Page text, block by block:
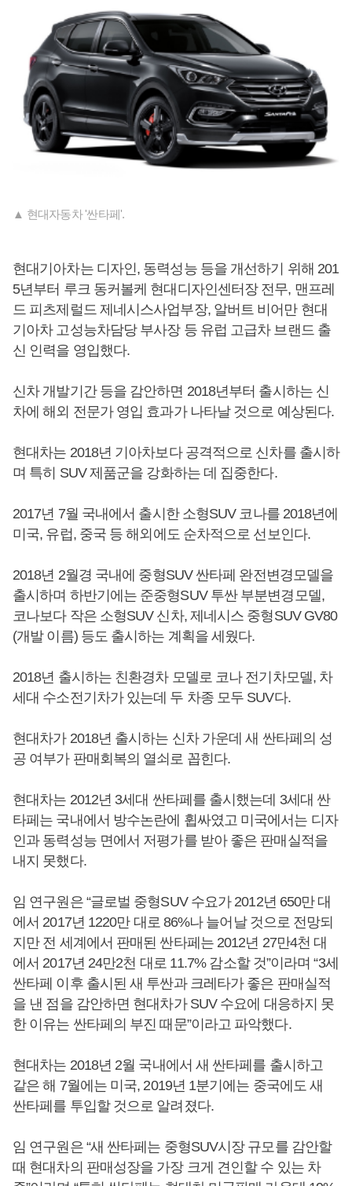
▲ 현대자동차 '싼타페'.
현대기아차는 디자인, 동력성능 등을 개선하기 위해 201
5년부터 루크 동커볼케 현대디자인센터장 전무, 맨프레
드 피츠제럴드 제네시스사업부장, 알버트 비어만 현대
기아차 고성능차담당 부사장 등 유럽 고급차 브랜드 출
신 인력을 영입했다.
신차 개발기간 등을 감안하면 2018년부터 출시하는 신
차에 해외 전문가 영입 효과가 나타날 것으로 예상된다.
현대차는 2018년 기아차보다 공격적으로 신차를 출시하
며 특히 SUV 제품군을 강화하는 데 집중한다.
2017년 7월 국내에서 출시한 소형SUV 코나를 2018년에
미국, 유럽, 중국 등 해외에도 순차적으로 선보인다.
2018년 2월경 국내에 중형SUV 싼타페 완전변경모델을
출시하며 하반기에는 준중형SUV 투싼 부분변경모델,
코나보다 작은 소형SUV 신차, 제네시스 중형SUV GV80
(개발 이름) 등도 출시하는 계획을 세웠다.
2018년 출시하는 친환경차 모델로 코나 전기차모델, 차
세대 수소전기차가 있는데 두 차종 모두 SUV다.
현대차가 2018년 출시하는 신차 가운데 새 싼타페의 성
공 여부가 판매회복의 열쇠로 꼽힌다.
현대차는 2012년 3세대 싼타페를 출시했는데 3세대 싼
타페는 국내에서 방수논란에 휩싸였고 미국에서는 디자
인과 동력성능 면에서 저평가를 받아 좋은 판매실적을
내지 못했다.
임 연구원은 “글로벌 중형SUV 수요가 2012년 650만 대
에서 2017년 1220만 대로 86%나 늘어날 것으로 전망되
지만 전 세계에서 판매된 싼타페는 2012년 27만4천 대
에서 2017년 24만2천 대로 11.7% 감소할 것”이라며 “3세
싼타페 이후 출시된 새 투싼과 크레타가 좋은 판매실적
을 낸 점을 감안하면 현대차가 SUV 수요에 대응하지 못
한 이유는 싼타페의 부진 때문”이라고 파악했다.
현대차는 2018년 2월 국내에서 새 싼타페를 출시하고
같은 해 7월에는 미국, 2019년 1분기에는 중국에도 새
싼타페를 투입할 것으로 알려졌다.
임 연구원은 “새 싼타페는 중형SUV시장 규모를 감안할
때 현대차의 판매성장을 가장 크게 견인할 수 있는 차